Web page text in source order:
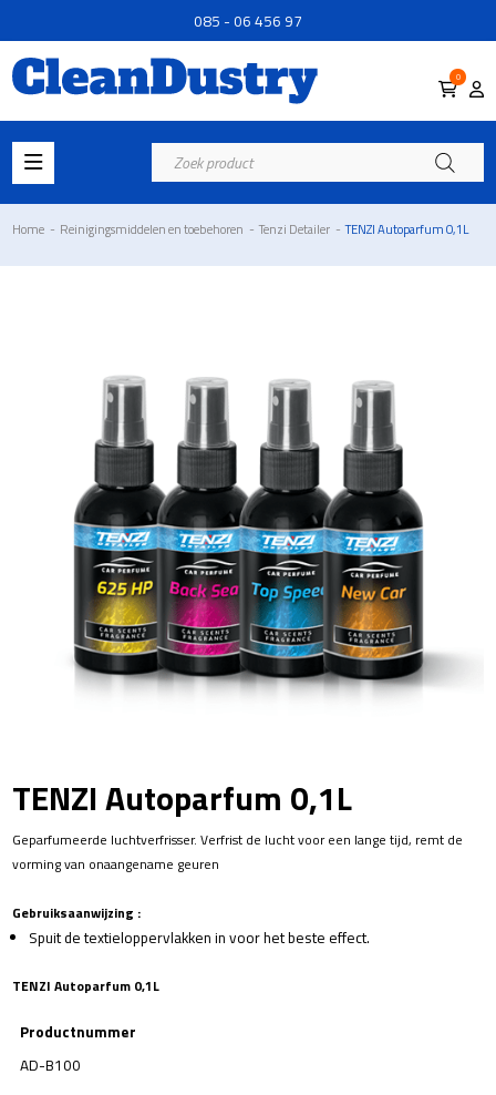
085 - 06 456 97
0
Producten
zoeken
Home - Reinigingsmiddelen en toebehoren - Tenzi Detailer - TENZI Autoparfum 0,1L
TENZI Autoparfum 0,1L
Geparfumeerde luchtverfrisser. Verfrist de lucht voor een lange tijd, remt de
vorming van onaangename geuren
Gebruiksaanwijzing :
Spuit de textieloppervlakken in voor het beste effect.
TENZI Autoparfum 0,1L
Productnummer
AD-B100